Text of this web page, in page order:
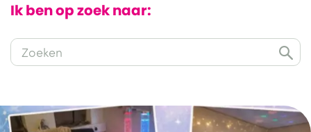
Ik ben op zoek naar: